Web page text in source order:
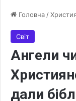
Головна /
Світ
Ангели
дали